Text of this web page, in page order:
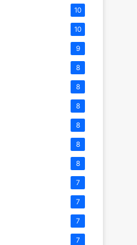
10
10
9
8
8
8
8
8
8
7
7
7
7